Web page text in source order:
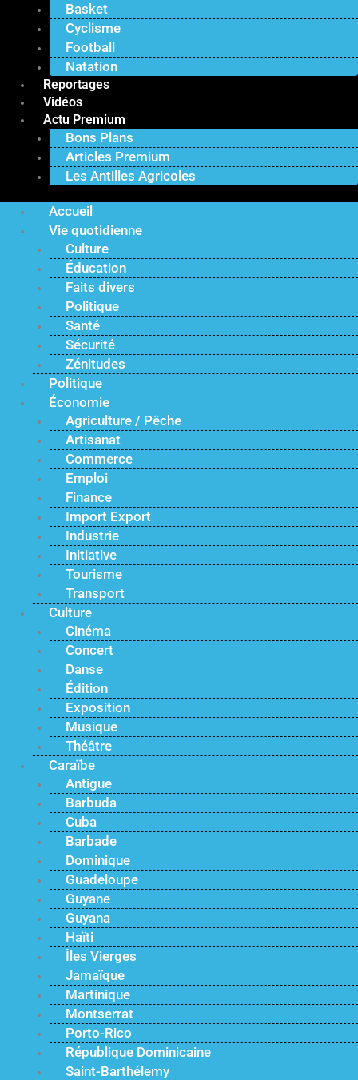
Basket
Cyclisme
Football
Natation
Reportages
Vidéos
Actu Premium
Bons Plans
Articles Premium
Les Antilles Agricoles
Accueil
Vie quotidienne
Culture
Éducation
Faits divers
Politique
Santé
Sécurité
Zénitudes
Politique
Économie
Agriculture / Pêche
Artisanat
Commerce
Emploi
Finance
Import Export
Industrie
Initiative
Tourisme
Transport
Culture
Cinéma
Concert
Danse
Édition
Exposition
Musique
Théâtre
Caraïbe
Antigue
Barbuda
Cuba
Barbade
Dominique
Guadeloupe
Guyane
Guyana
Haïti
Îles Vierges
Jamaïque
Martinique
Montserrat
Porto-Rico
République Dominicaine
Saint-Barthélemy